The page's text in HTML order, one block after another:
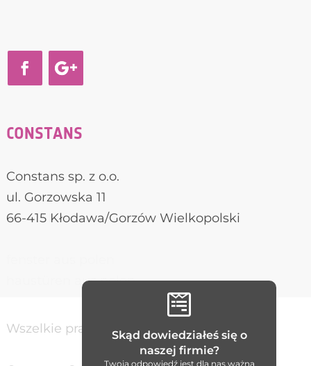

Skąd dowiedziałeś się o
naszej firmie?
Twoja odpowiedź jest dla nas ważna
CONSTANS
Constans sp. z o.o.
ul. Gorzowska 11
66-415 Kłodawa/Gorzów Wielkopolski
haustüren aus polen
Wszelkie prawa zastrzeżone / Constans